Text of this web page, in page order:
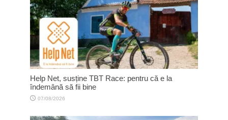
Help Net, susține TBT Race: pentru că e la
îndemână să fii bine
07/08/2026